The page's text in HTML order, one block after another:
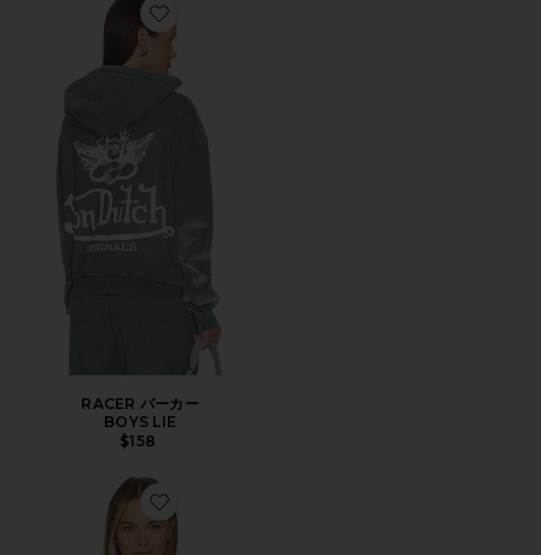
RACER パーカー
BOYS LIE
$158
Favorite コットンクルーネックプルオーバーセーター